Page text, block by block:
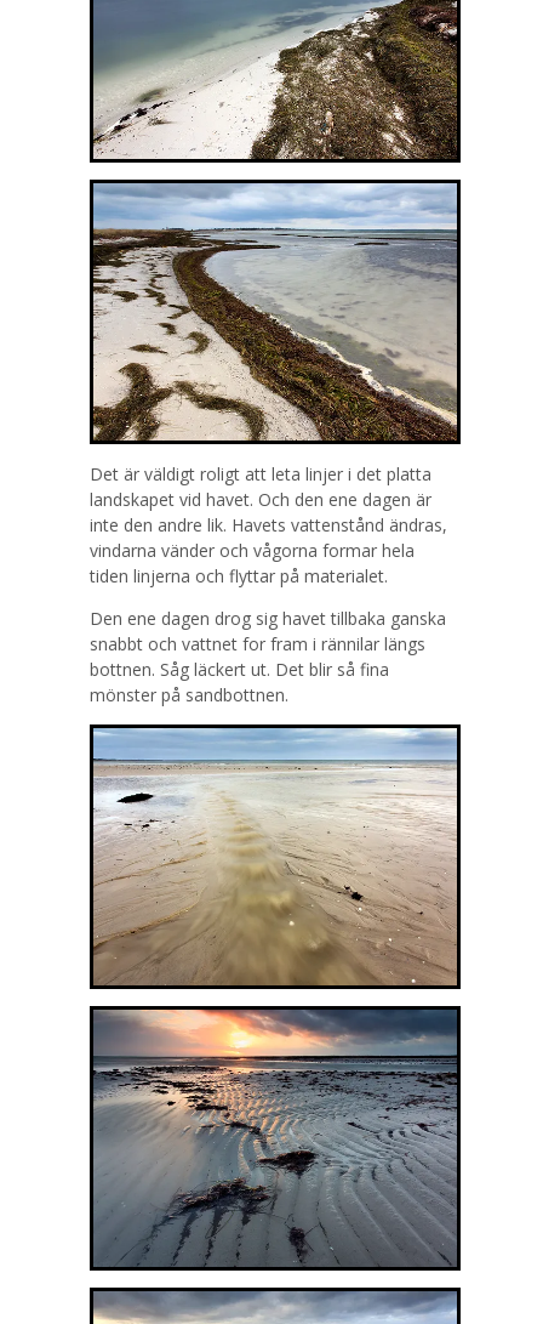
Det är väldigt roligt att leta linjer i det platta
landskapet vid havet. Och den ene dagen är
inte den andre lik. Havets vattenstånd ändras,
vindarna vänder och vågorna formar hela
tiden linjerna och flyttar på materialet.
Den ene dagen drog sig havet tillbaka ganska
snabbt och vattnet for fram i rännilar längs
bottnen. Såg läckert ut. Det blir så fina
mönster på sandbottnen.